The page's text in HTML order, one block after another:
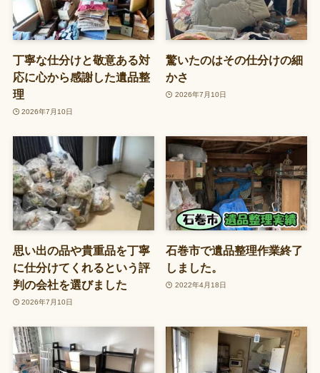
丁寧な仕分けと敬意ある対
応に心から感謝した遺品整
理
2026年7月10日
驚いたのはその仕分けの細
かさ
2026年7月10日
思い出の品や貴重品を丁寧
に仕分けてくれるという評
判の会社を選びました
2026年7月10日
石巻市で遺品整理作業終了
しました。
2022年4月18日